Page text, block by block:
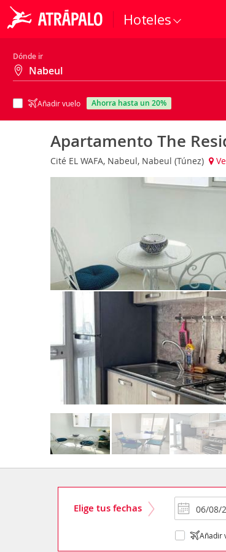
Hoteles
Dónde ir
Añadir vuelo ahorra hasta un 20%
Apartamento The
Cité EL WAFA, Nabeul, Nabeul (Túnez)
Elige tus fechas
Añadir